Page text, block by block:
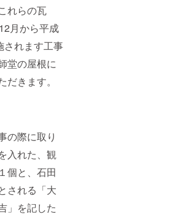
れらの瓦
月から平成
されます工事
堂の屋根に
だきます。
の際に取り
入れた、観
個と、石田
される「大
」を記した